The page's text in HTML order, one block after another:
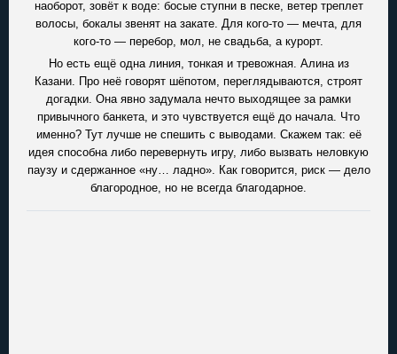
наоборот, зовёт к воде: босые ступни в песке, ветер треплет
волосы, бокалы звенят на закате. Для кого-то — мечта, для
кого-то — перебор, мол, не свадьба, а курорт.
Но есть ещё одна линия, тонкая и тревожная. Алина из
Казани. Про неё говорят шёпотом, переглядываются, строят
догадки. Она явно задумала нечто выходящее за рамки
привычного банкета, и это чувствуется ещё до начала. Что
именно? Тут лучше не спешить с выводами. Скажем так: её
идея способна либо перевернуть игру, либо вызвать неловкую
паузу и сдержанное «ну… ладно». Как говорится, риск — дело
благородное, но не всегда благодарное.